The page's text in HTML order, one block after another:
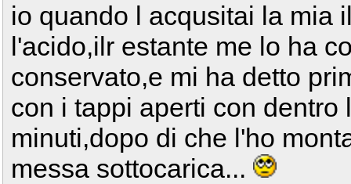
io quando l acqusitai la mia
l'acido,ilr estante me lo ha
conservato,e mi ha detto
con i tappi aperti con dentro
minuti,dopo di che l'ho
messa sottocarica...